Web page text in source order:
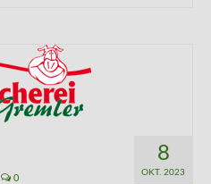
8
OKT. 2023
0